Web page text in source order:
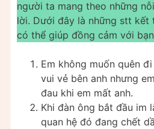
người ta mang theo những
lời. Dưới đây là những stt kết
có thể giúp đồng cảm với
Em không muốn quên
vui vẻ bên anh nhưng
đau khi em mất anh.
Khi đàn ông bắt đầu im
quan hệ đó đang chết